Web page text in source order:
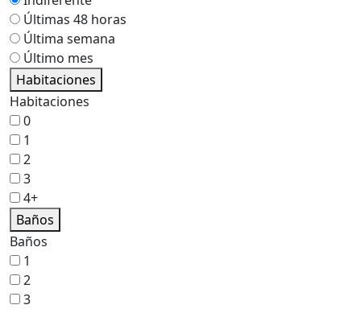
Últimas 48 horas
Última semana
Último mes
Habitaciones
Habitaciones
0
1
2
3
4+
Baños
Baños
1
2
3